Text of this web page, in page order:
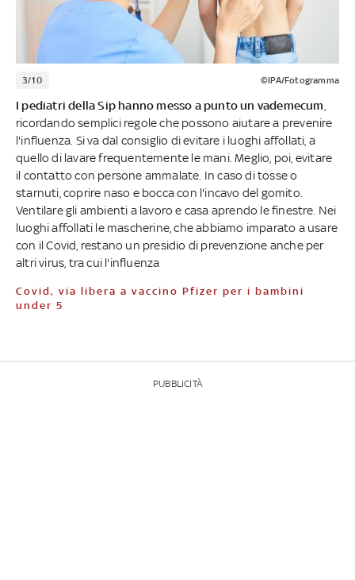
3/10 ©IPA/Fotogramma
I pediatri della Sip hanno messo a punto un vademecum
ricordando semplici regole che possono aiutare a prevenire
l'influenza. Si va dal consiglio di evitare i luoghi affollati, a
quello di lavare frequentemente le mani. Meglio, poi, evitare
il contatto con persone ammalate. In caso di tosse o
starnuti, coprire naso e bocca con l'incavo del gomito.
Ventilare gli ambienti a lavoro e casa aprendo le finestre. Nei
luoghi affollati le mascherine, che abbiamo imparato a usare
con il Covid, restano un presidio di prevenzione anche per
altri virus, tra cui l'influenza
Covid, via libera a vaccino Pfizer per i bambini
under 5
PUBBLICITÀ